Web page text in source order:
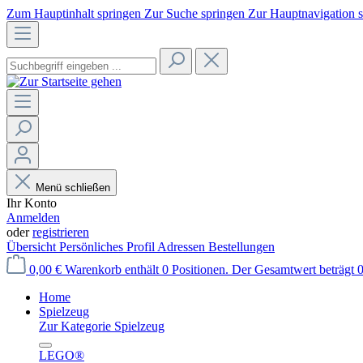
Zum Hauptinhalt springen Zur Suche springen Zur Hauptnavigation
Menü schließen
Ihr Konto
Anmelden
oderregistrieren
Übersicht Persönliches Profil Adressen Bestellungen
0,00 € Warenkorb enthält 0 Positionen. Der Gesamtwert beträgt
Home
Spielzeug
Zur Kategorie Spielzeug
LEGO®